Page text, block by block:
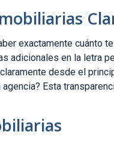
exactamente cuánto
adicionales en la letra
desde el
Esta